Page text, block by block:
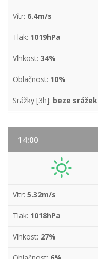
Vítr: 6.4m/s
Tlak: 1019hPa
Vlhkost: 34%
Oblačnost: 10%
Srážky [3h]: beze srážek
14:00
Vítr: 5.32m/s
Tlak: 1018hPa
Vlhkost: 27%